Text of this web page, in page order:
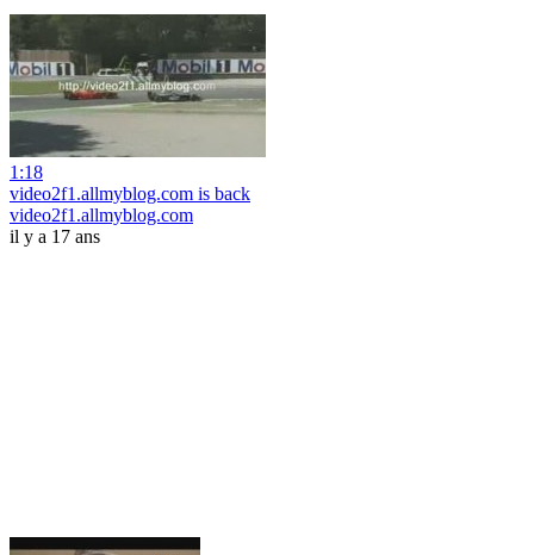
1:18
video2f1.allmyblog.com is back
video2f1.allmyblog.com
il y a 17 ans